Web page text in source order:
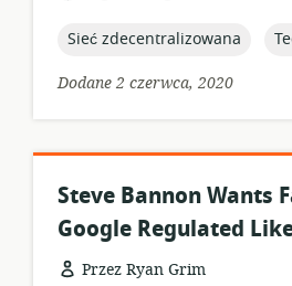
topic:
Sieć zdecentralizowana
Dodane 2 czerwca, 2020
Steve Bannon Wants
Google Regulated
Przez Ryan Grim